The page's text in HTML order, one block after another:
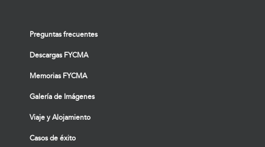
Preguntas frecuentes
Descargas FYCMA
Memorias FYCMA
Galería de Imágenes
Viaje y Alojamiento
Casos de éxito